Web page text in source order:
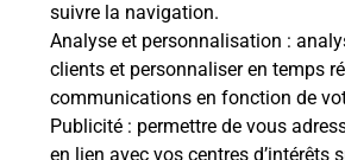
suivre la navigation.
Analyse et personnalisation :
clients et personnaliser en temps
communications en fonction de
Publicité : permettre de vous
en lien avec vos centres d’intérêts
Ouvert 24h/24
En savoir plus